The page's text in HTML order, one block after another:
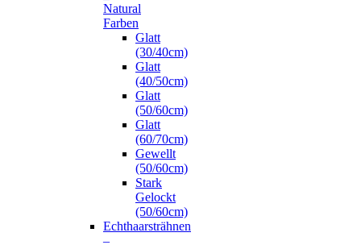
Natural
Farben
Glatt
(30/40cm)
Glatt
(40/50cm)
Glatt
(50/60cm)
Glatt
(60/70cm)
Gewellt
(50/60cm)
Stark
Gelockt
(50/60cm)
Echthaarsträhnen
–